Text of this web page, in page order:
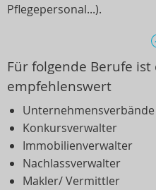
Pflegepersonal...).
Für folgende Berufe
empfehlenswert
Unternehmensverbände
Konkursverwalter
Immobilienverwalter
Nachlassverwalter
Makler/ Vermittler